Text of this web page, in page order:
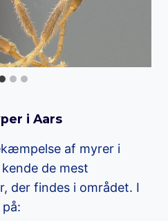
i Aars
af myrer i
de mest
der findes i området. I